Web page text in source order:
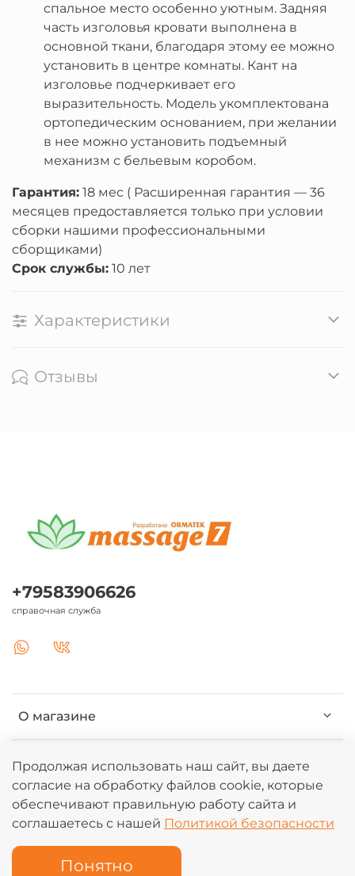
спальное место особенно уютным. Задняя
часть изголовья кровати выполнена в
основной ткани, благодаря этому ее можно
установить в центре комнаты. Кант на
изголовье подчеркивает его
выразительность. Модель укомплектована
ортопедическим основанием, при желании
в нее можно установить подъемный
механизм с бельевым коробом.
Гарантия: 18 мес ( Расширенная гарантия — 36
месяцев предоставляется только при условии
сборки нашими профессиональными
сборщиками)
Срок службы: 10 лет
Характеристики
Отзывы
О магазине
Клиентам
Информация
+79583906626
справочная служба
Продолжая использовать наш сайт, вы даете
согласие на обработку файлов cookie, которые
обеспечивают правильную работу сайта и
соглашаетесь с нашей Политикой безопасности
Понятно